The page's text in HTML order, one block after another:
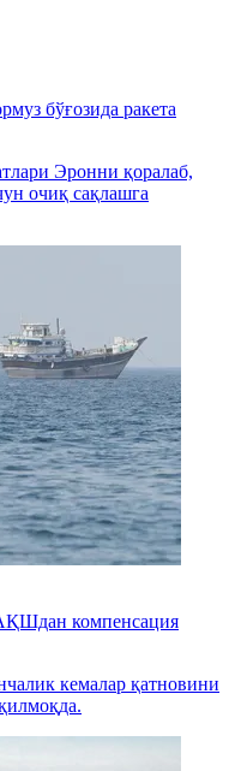
бўғозида ракета
Эронни қоралаб,
очиқ сақлашга
компенсация
кемалар қатновини